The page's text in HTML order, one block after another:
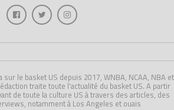
sur le basket US depuis 2017, WNBA, NCAA, NBA et
traite toute l'actualité du basket US. A partir
de toute la culture US à travers des articles, des
notamment à Los Angeles et ouais